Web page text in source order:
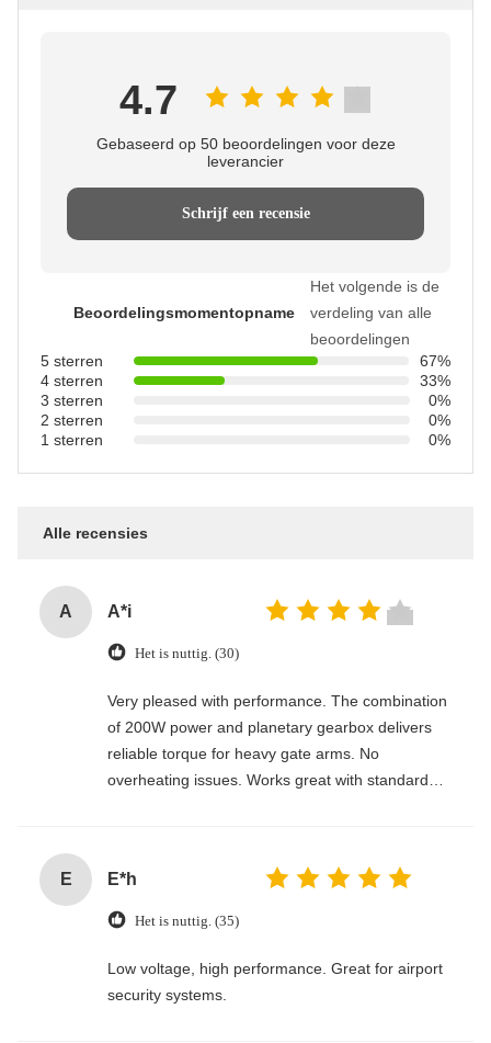
4.7
Gebaseerd op 50 beoordelingen voor deze
leverancier
Schrijf een recensie
Beoordelingsmomentopname
Het volgende is de
verdeling van alle
beoordelingen
5 sterren
67%
4 sterren
33%
3 sterren
0%
2 sterren
0%
1 sterren
0%
Alle recensies
A A*i
Het is nuttig. (30)
Very pleased with performance. The combination
of 200W power and planetary gearbox delivers
reliable torque for heavy gate arms. No
overheating issues. Works great with standard
E E*h
Het is nuttig. (35)
Low voltage, high performance. Great for airport
security systems.